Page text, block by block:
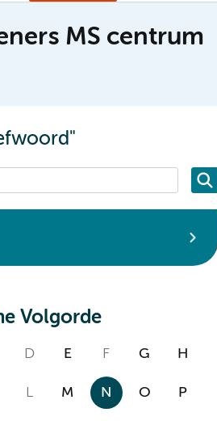
MS centrum
Volgorde
D E F G H
L M N O P